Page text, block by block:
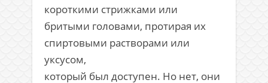
короткими стрижками или
бритыми головами, протирая их
спиртовыми растворами или
уксусом,
который был доступен. Но нет, они